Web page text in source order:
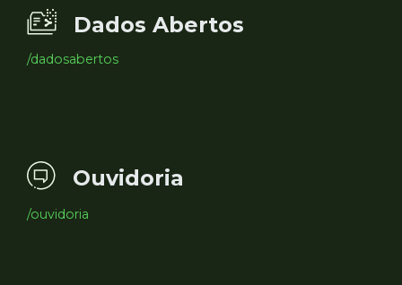
Dados Abertos
/dadosabertos
Ouvidoria
/ouvidoria